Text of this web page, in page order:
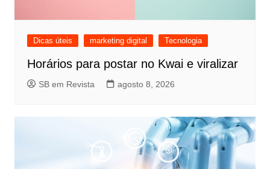
Dicas úteis marketing digital Tecnologia
Horários para postar no Kwai e viralizar
SB em Revista agosto 8, 2026